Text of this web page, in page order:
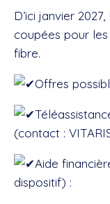
D’ici janvier
coupées pour
fibre.
Offres
(contact :
Aide
dispositif) :